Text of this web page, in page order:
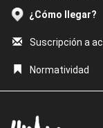
¿Cómo llegar?
Suscripción a
Normatividad